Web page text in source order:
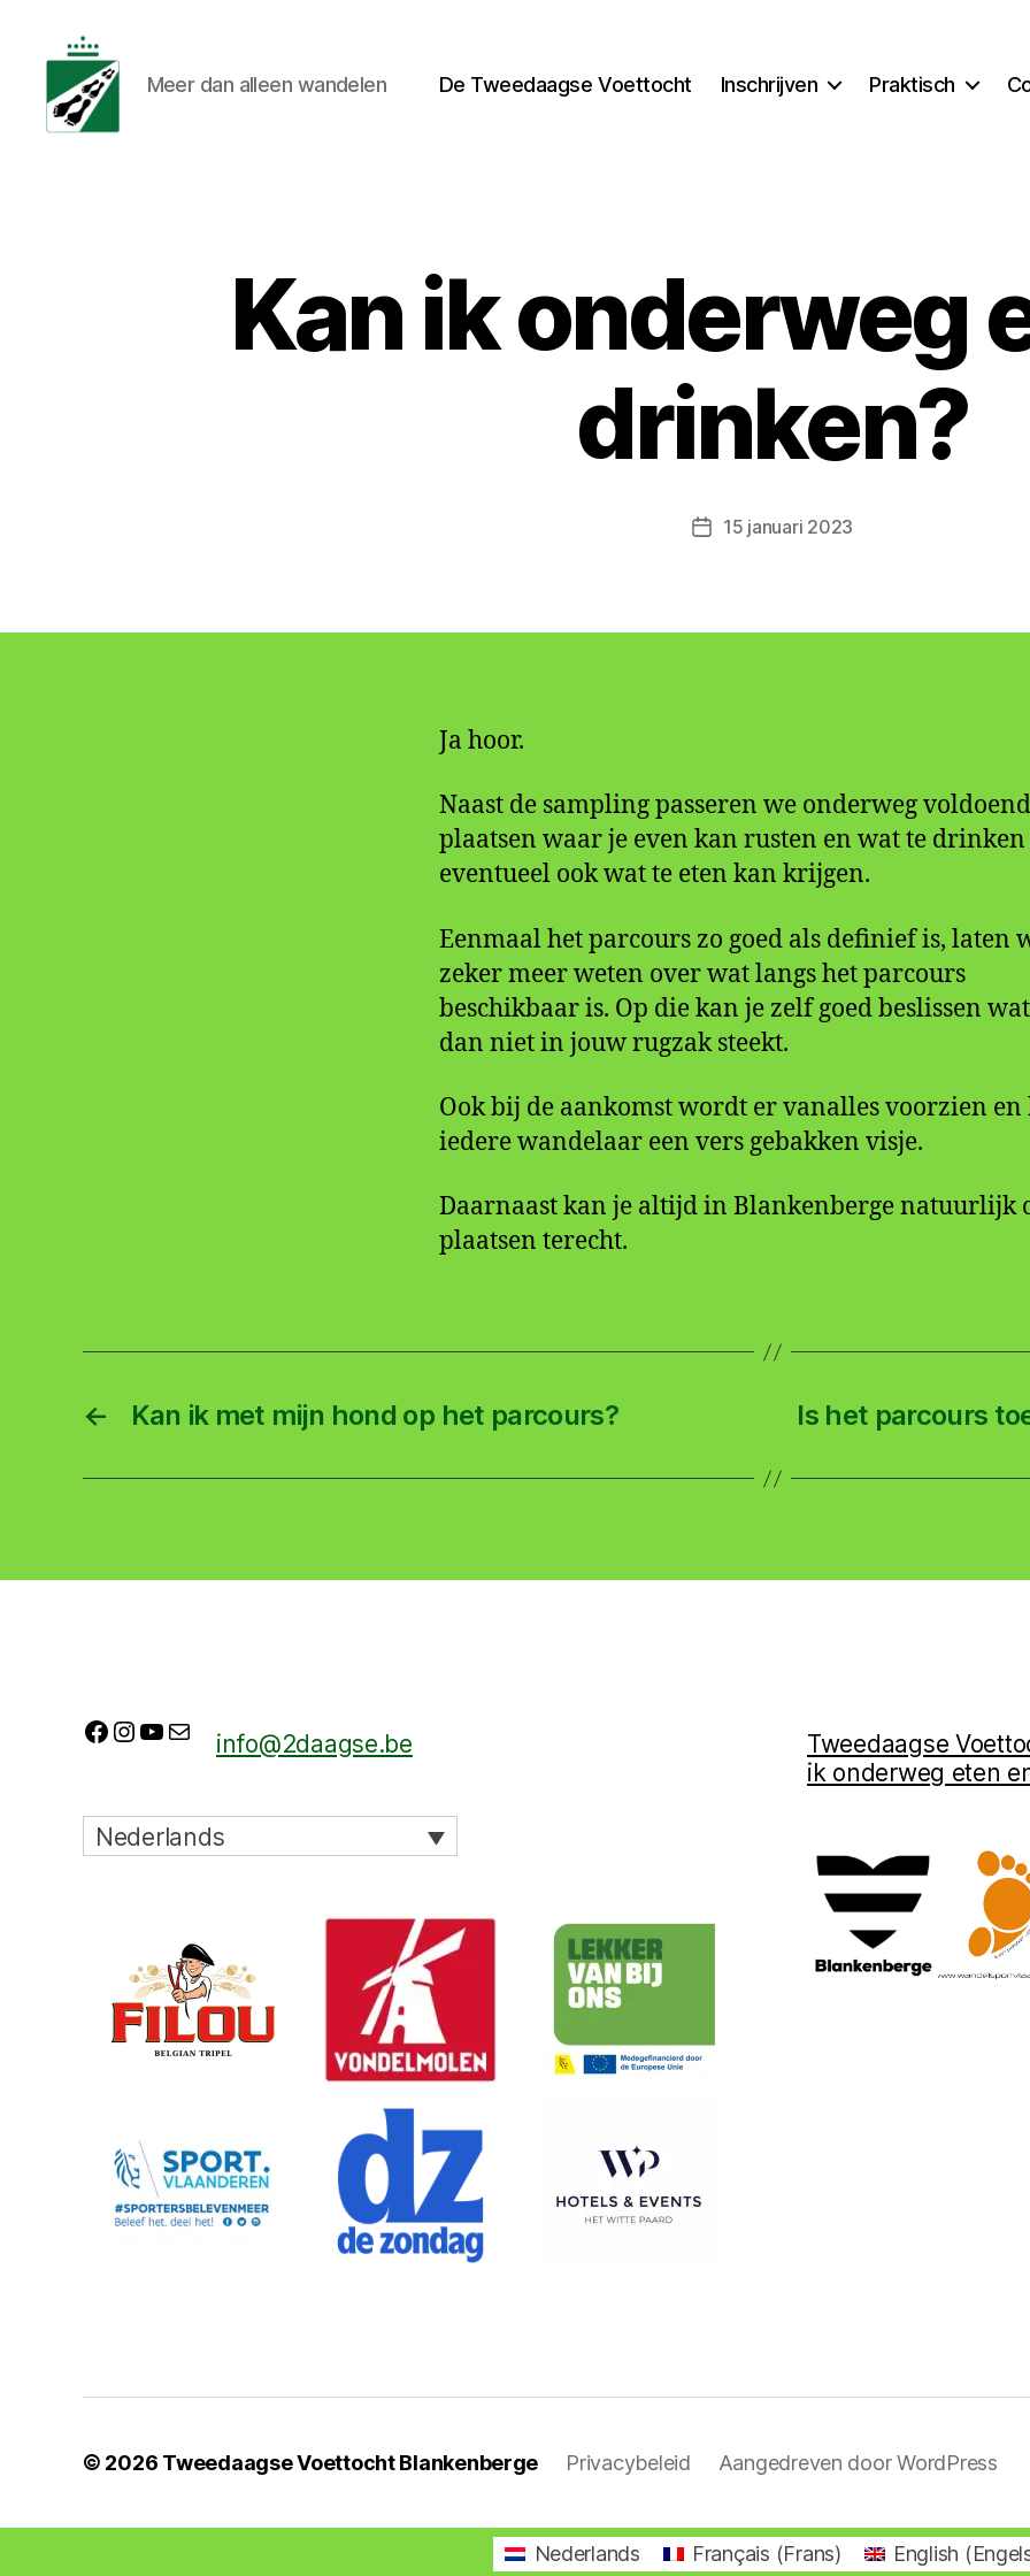
Meer dan alleen wandelen De Tweedaagse Voettocht Inschrijven Praktisch
Kan ik onderweg
drinken?
Berichtauteur
o
o
i
r
Berichtdatum
15 januari 2023
Ja hoor.
Naast de sampling passeren we onderweg
plaatsen waar je even kan rusten en wat te drinken
eventueel ook wat te eten kan krijgen.
Eenmaal het parcours zo goed als definief is, laten
zeker meer weten over wat langs het parcours
beschikbaar is. Op die kan je zelf goed beslissen
dan niet in jouw rugzak steekt.
Ook bij de aankomst wordt er vanalles voorzien
iedere wandelaar een vers gebakken visje.
Daarnaast kan je altijd in Blankenberge natuurlijk
plaatsen terecht.
← Kan ik met mijn hond op het parcours? Is het parcours
Facebook
Instagram
YouTube
E-mail info@2daagse.be
Nederlands
Tweedaagse
ik onderweg eten
© 2026 Tweedaagse Voettocht Blankenberge Privacybeleid Aangedreven door WordPress
Nederlands Français (Frans) English (